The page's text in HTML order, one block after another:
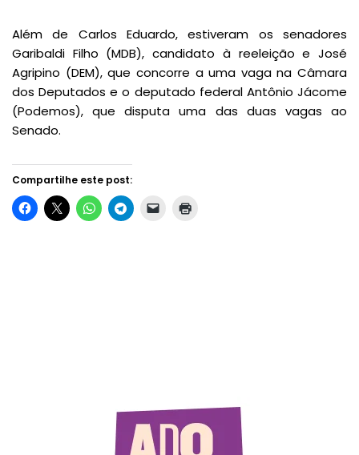
Além de Carlos Eduardo, estiveram os senadores
Garibaldi Filho (MDB), candidato à reeleição e José
Agripino (DEM), que concorre a uma vaga na Câmara
dos Deputados e o deputado federal Antônio Jácome
(Podemos), que disputa uma das duas vagas ao
Senado.
Compartilhe este post: